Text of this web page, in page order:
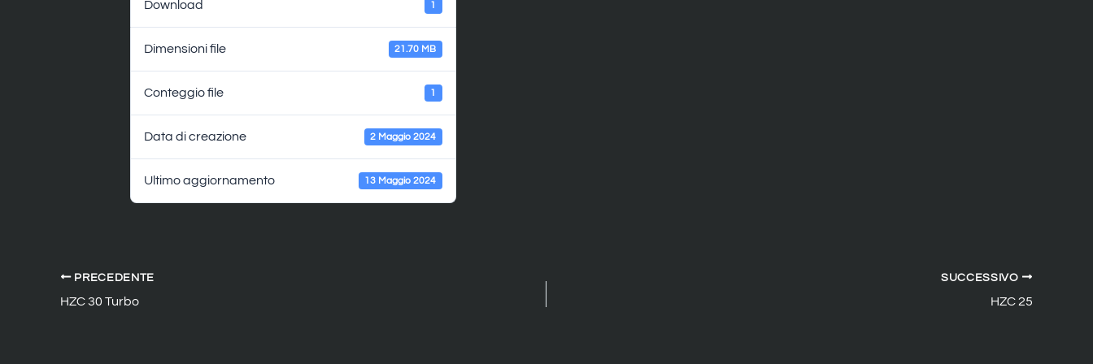
Download 1
Dimensioni file 21.70 MB
Conteggio file 1
Data di creazione 2 Maggio 2024
Ultimo aggiornamento 13 Maggio 2024
PRECEDENTE
HZC 30 Turbo
SUCCESSIVO
HZC 25